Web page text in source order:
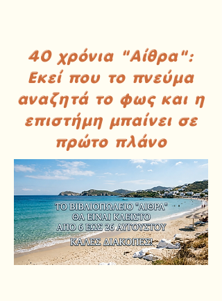
40 χρόνια "Αίθρα":
Εκεί που το πνεύμα
αναζητά το φως και η
επιστήμη μπαίνει σε
πρώτο πλάνο